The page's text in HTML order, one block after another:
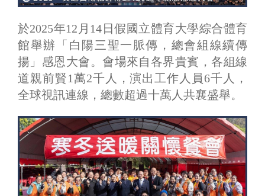
於2025年12月14日假國立體育大學綜合體育
館舉辦「白陽三聖一脈傳，總會組線續傳
揚」感恩大會。會場來自各界貴賓，各組線
道親前賢1萬2千人，演出工作人員6千人，
全球視訊連線，總數超過十萬人共襄盛舉。